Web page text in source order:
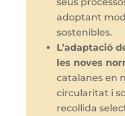
adoptant
sostenibles.
L’adaptació
les noves
catalanes en
circularitat i
recollida